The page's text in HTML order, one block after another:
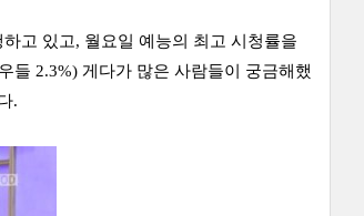
고 있고, 월요일 예능의 최고 시청률을
들 2.3%) 게다가 많은 사람들이 궁금해했
.